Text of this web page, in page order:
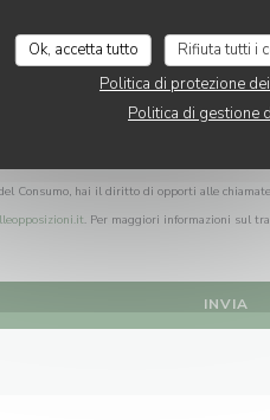
Ok, accetta tutto Rifiuta tutti i
Politica di protezione
Politica di gestione
Consumo, hai il diritto di opporti alle
. Per maggiori informazioni sul